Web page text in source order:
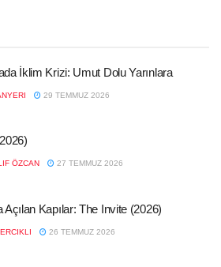
İklim Krizi: Umut Dolu Yarınlara
29 TEMMUZ 2026
ÖZCAN 27 TEMMUZ 2026
Açılan Kapılar: The Invite (2026)
26 TEMMUZ 2026